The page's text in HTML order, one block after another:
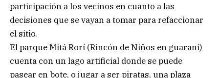
participación a los vecinos en cuanto a las
decisiones que se vayan a tomar para refaccionar
el sitio.
El parque Mitá Rorí (Rincón de Niños en guaraní)
cuenta con un lago artificial donde se puede
pasear en bote, o jugar a ser piratas, una plaza